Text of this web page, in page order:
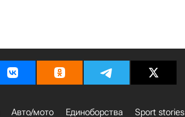
Авто/мото Единоборства Sport stories